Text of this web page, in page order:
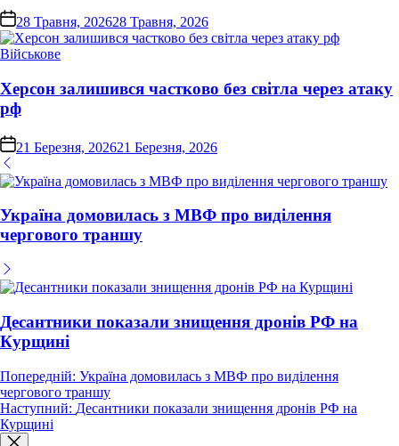
on 28 Травня, 202628 Травня, 2026
Опублікувати
Військове
Херсон залишився частково без світла через атаку
рф
on 21 Березня, 202621 Березня, 2026
Україна домовилась з МВФ про виділення
чергового траншу
Десантники показали знищення дронів РФ на
Курщині
Навігація
записів
Попередній: Україна домовилась з МВФ про виділення
чергового траншу
Наступний: Десантники показали знищення дронів РФ на
Курщині